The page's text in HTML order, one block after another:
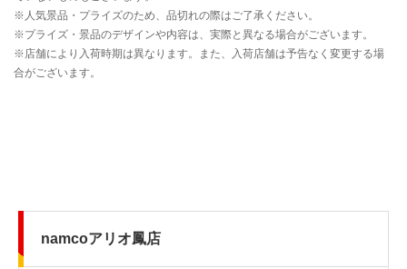
namcoアリオ鳳店